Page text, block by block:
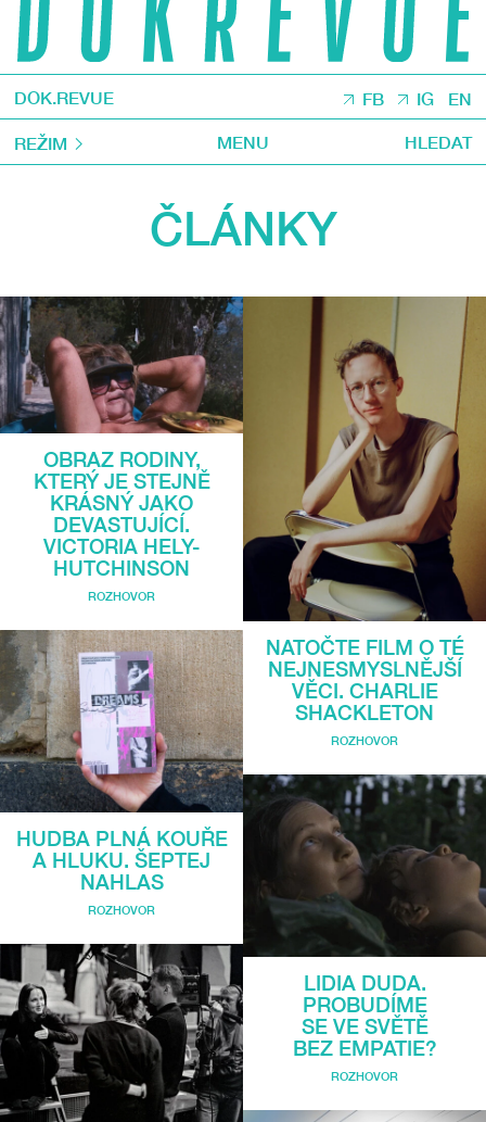
DOK.REVUE FB IG EN
REŽIM MENU HLEDAT
ČLÁNKY
OBRAZ RODINY,
KTERÝ JE STEJNĚ
KRÁSNÝ JAKO
DEVASTUJÍCÍ.
VICTORIA HELY-
HUTCHINSON
ROZHOVOR
HUDBA PLNÁ KOUŘE
A HLUKU. ŠEPTEJ
NAHLAS
ROZHOVOR
NATOČTE FILM O TÉ
NEJNESMYSLNĚJŠÍ
VĚCI. CHARLIE
SHACKLETON
ROZHOVOR
LIDIA DUDA.
PROBUDÍME
SE VE SVĚTĚ
BEZ EMPATIE?
ROZHOVOR